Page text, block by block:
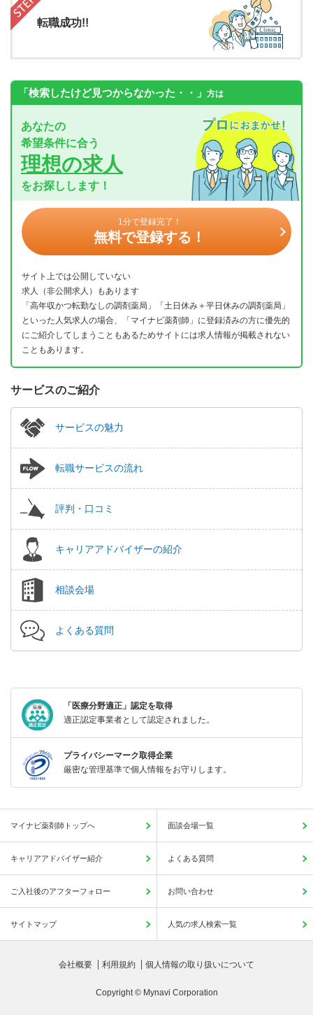
転職成功!!
「検索したけど見つからなかった・・」 方は
あなたの
希望条件に合う
理想の求人
をお探しします！
1分で登録完了！
無料で登録する！
サイト上では公開していない
求人（非公開求人）もあります
「高年収かつ転勤なしの調剤薬局」「土日休み＋平日休みの調剤薬局」
といった人気求人の場合、「マイナビ薬剤師」に登録済みの方に優先的
にご紹介してしまうこともあるためサイトには求人情報が掲載されない
こともあります。
サービスのご紹介
サービスの魅力
転職サービスの流れ
評判・口コミ
キャリアアドバイザーの紹介
相談会場
よくある質問
「医療分野適正」認定を取得
適正認定事業者として認定されました。
プライバシーマーク取得企業
厳密な管理基準で個人情報をお守りします。
マイナビ薬剤師トップへ 面談会場一覧
キャリアアドバイザー紹介 よくある質問
ご入社後のアフターフォロー お問い合わせ
サイトマップ 人気の求人検索一覧
会社概要 利用規約 個人情報の取り扱いについて
Copyright © Mynavi Corporation